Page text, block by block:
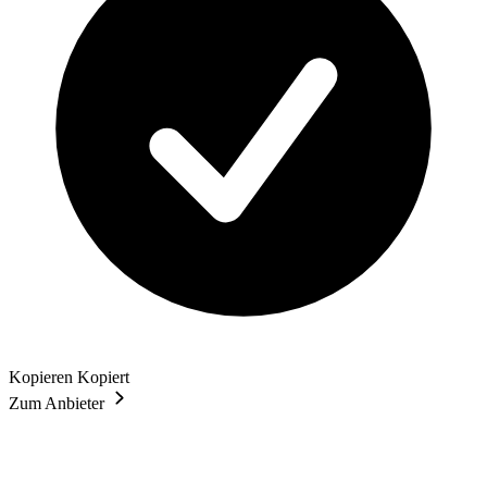
Kopieren Kopiert
Zum Anbieter